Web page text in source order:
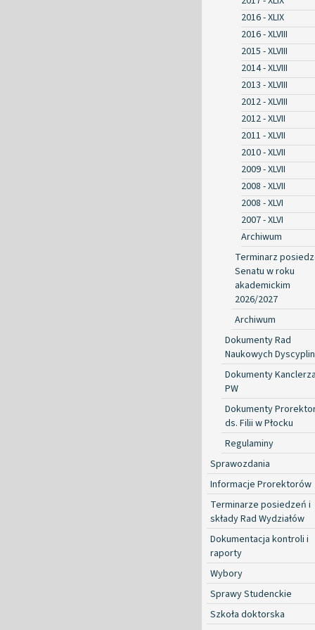
2016 - XLIX
2016 - XLVIII
2015 - XLVIII
2014 - XLVIII
2013 - XLVIII
2012 - XLVIII
2012 - XLVII
2011 - XLVII
2010 - XLVII
2009 - XLVII
2008 - XLVII
2008 - XLVI
2007 - XLVI
Archiwum
Terminarz
Senatu w roku
akademickim
2026/2027
Archiwum
Dokumenty Rad
Naukowych Dyscyplin
Dokumenty
PW
Dokumenty
ds. Filii w Płocku
Regulaminy
Sprawozdania
Informacje Prorektorów
Terminarze posiedzeń i
składy Rad Wydziałów
Dokumentacja kontroli i
raporty
Wybory
Sprawy Studenckie
Szkoła doktorska